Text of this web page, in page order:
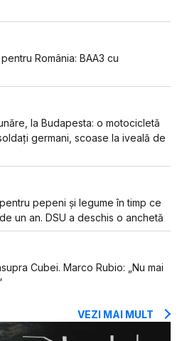
România: BAA3 cu
la Budapesta: o motocicletă
germani, scoase la iveală de
pepeni și legume în timp ce
un an. DSU a deschis o anchetă
Cubei. Marco Rubio: „Nu mai
VEZI MAI MULT